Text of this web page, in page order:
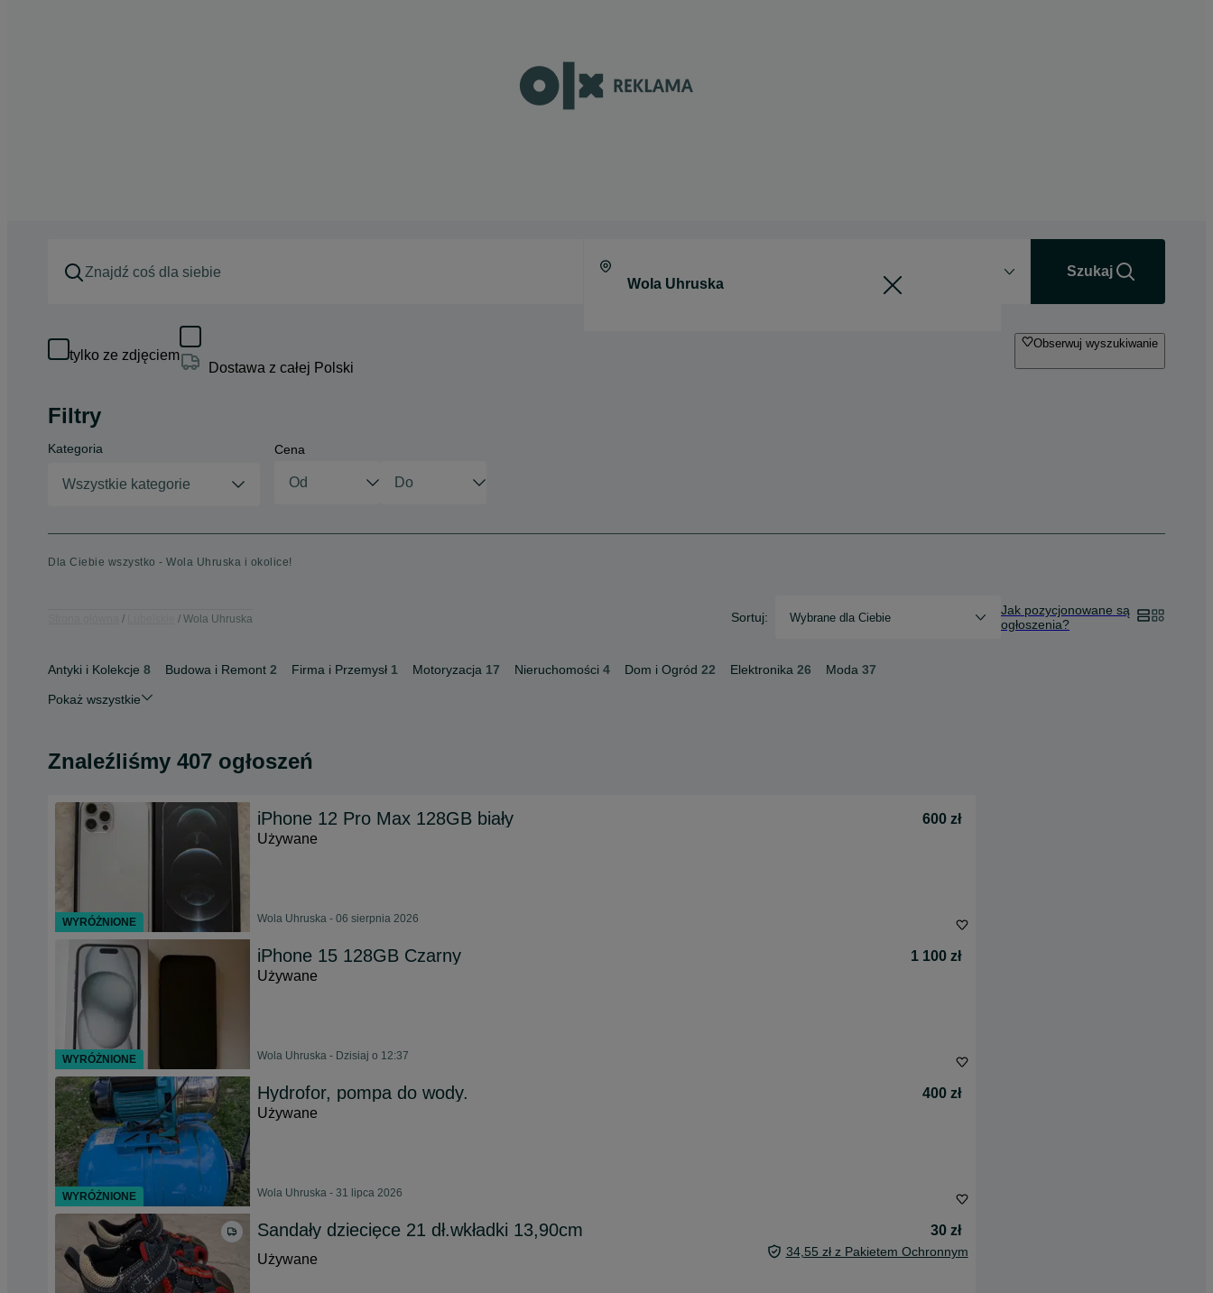
Szukaj
tylko ze zdjęciem
Dostawa z całej Polski
Obserwuj wyszukiwanie
Filtry
Kategoria
Wszystkie kategorie
Cena
Dla Ciebie wszystko - Wola Uhruska i okolice!
Wola Uhruska Sortuj: Wybrane dla Ciebie
Jak pozycjonowane są
ogłoszenia?
Antyki i Kolekcje 8 Budowa i Remont 2 Firma i Przemysł 1 Motoryzacja 17 Nieruchomości 4 Dom i Ogród 22 Elektronika 26 Moda 37
Pokaż wszystkie
Znaleźliśmy 407 ogłoszeń
iPhone 12 Pro Max 128GB biały
600 zł
Używane
Wola Uhruska - 06 sierpnia 2026
iPhone 15 128GB Czarny
1 100 zł
Używane
Wola Uhruska - Dzisiaj o 12:37
Hydrofor, pompa do wody.
400 zł
Używane
Wola Uhruska - 31 lipca 2026
Sandały dziecięce 21 dł.wkładki 13,90cm
30 zł
Używane
34,55 zł z Pakietem Ochronnym
WYRÓŻNIONE
WYRÓŻNIONE
WYRÓŻNIONE